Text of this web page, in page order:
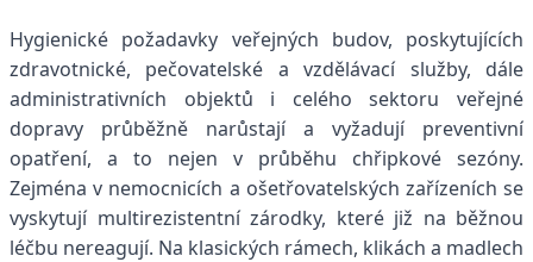
Hygienické požadavky veřejných budov, poskytujících
zdravotnické, pečovatelské a vzdělávací služby, dále
administrativních objektů i celého sektoru veřejné
dopravy průběžně narůstají a vyžadují preventivní
opatření, a to nejen v průběhu chřipkové sezóny.
Zejména v nemocnicích a ošetřovatelských zařízeních se
vyskytují multirezistentní zárodky, které již na běžnou
léčbu nereagují. Na klasických rámech, klikách a madlech